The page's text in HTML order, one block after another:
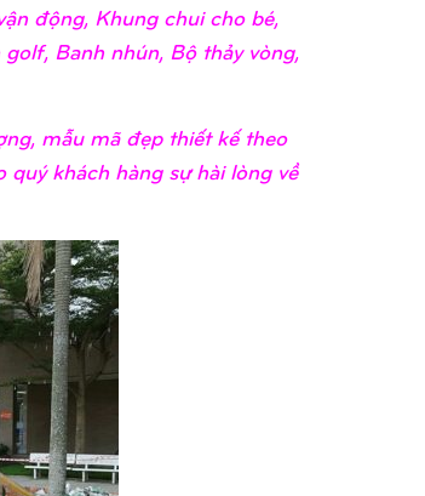
động, Khung chui cho bé,
Banh nhún, Bộ thảy vòng,
mẫu mã đẹp thiết kế theo
khách hàng sự hài lòng về